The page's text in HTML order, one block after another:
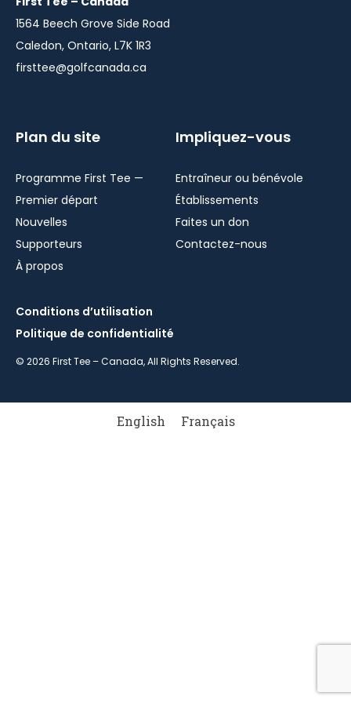
1564 Beech Grove Side Road
Caledon, Ontario, L7K 1R3
firsttee@golfcanada.ca
Plan du site
Programme First Tee —
Premier départ
Nouvelles
Supporteurs
À propos
Impliquez-vous
Entraîneur ou bénévole
Établissements
Faites un don
Contactez-nous
Conditions d’utilisation
Politique de confidentialité
© 2026 First Tee – Canada, All Rights Reserved.
English Français